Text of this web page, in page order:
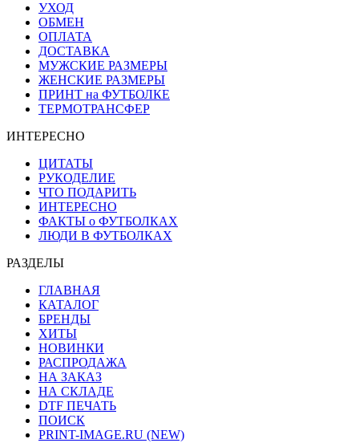
УХОД
ОБМЕН
ОПЛАТА
ДОСТАВКА
МУЖСКИЕ РАЗМЕРЫ
ЖЕНСКИЕ РАЗМЕРЫ
ПРИНТ на ФУТБОЛКЕ
ТЕРМОТРАНСФЕР
ИНТЕРЕСНО
ЦИТАТЫ
РУКОДЕЛИЕ
ЧТО ПОДАРИТЬ
ИНТЕРЕСНО
ФАКТЫ о ФУТБОЛКАХ
ЛЮДИ В ФУТБОЛКАХ
РАЗДЕЛЫ
ГЛАВНАЯ
КАТАЛОГ
БРЕНДЫ
ХИТЫ
НОВИНКИ
РАСПРОДАЖА
НА ЗАКАЗ
НА СКЛАДЕ
DTF ПЕЧАТЬ
ПОИСК
PRINT-IMAGE.RU (NEW)